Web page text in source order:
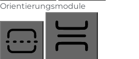
Orientierungsmodule